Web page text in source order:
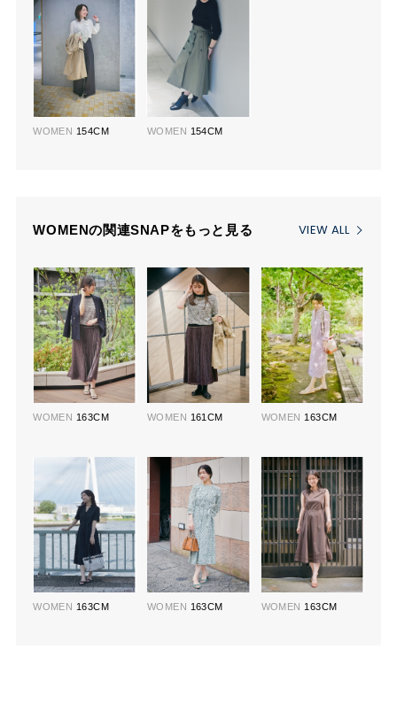
WOMEN 154CM WOMEN 154CM
WOMENの関連SNAPをもっと見る VIEW ALL
WOMEN 163CM WOMEN 161CM WOMEN 163CM
WOMEN 163CM WOMEN 163CM WOMEN 163CM